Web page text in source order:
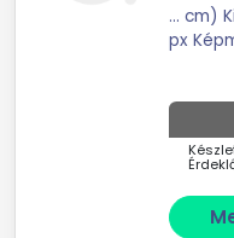
... cm) Kijelző felbontás: 7680 x 4320
px
...